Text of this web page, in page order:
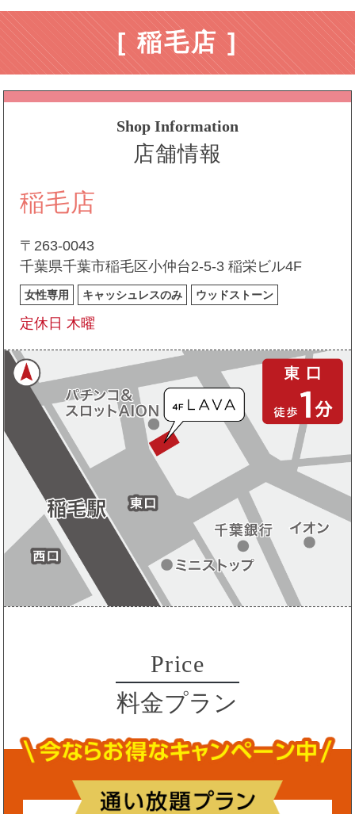
[ 稲毛店 ]
Shop Information
店舗情報
稲毛店
〒263-0043
千葉県千葉市稲毛区小仲台2-5-3 稲栄ビル4F
女性専用 キャッシュレスのみ ウッドストーン
定休日 木曜
Price
料金プラン